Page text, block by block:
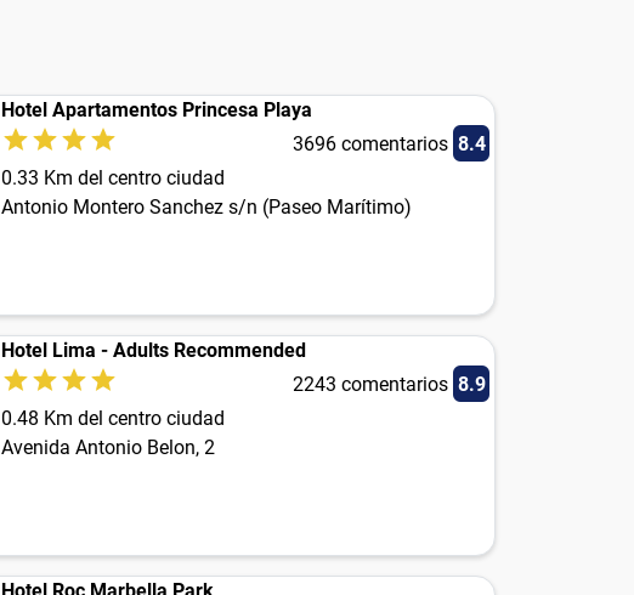
Hotel Apartamentos Princesa Playa
3696 comentarios 8.4
0.33 Km del centro ciudad
Antonio Montero Sanchez s/n (Paseo Marítimo)
Hotel Lima - Adults Recommended
2243 comentarios 8.9
0.48 Km del centro ciudad
Avenida Antonio Belon, 2